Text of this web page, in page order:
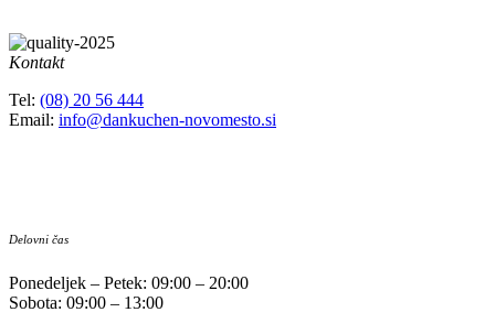
Kontakt
Tel: (08) 20 56 444
Email: info@dankuchen-novomesto.si
Delovni čas
Ponedeljek – Petek: 09:00 – 20:00
Sobota: 09:00 – 13:00